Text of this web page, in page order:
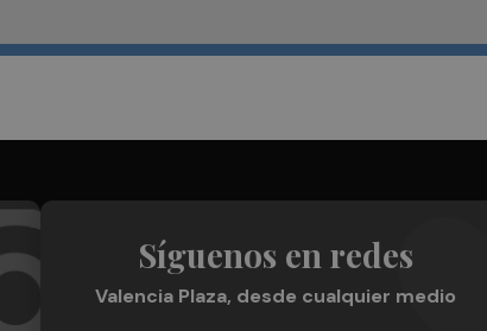
Síguenos en redes
Valencia Plaza, desde cualquier medio